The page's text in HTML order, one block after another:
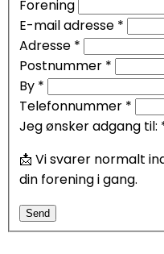
Forening
E-mail adresse *
Adresse *
Postnummer *
By *
Telefonnummer *
Jeg ønsker adgang til:
📩 Vi svarer normalt
din forening i gang.
Send